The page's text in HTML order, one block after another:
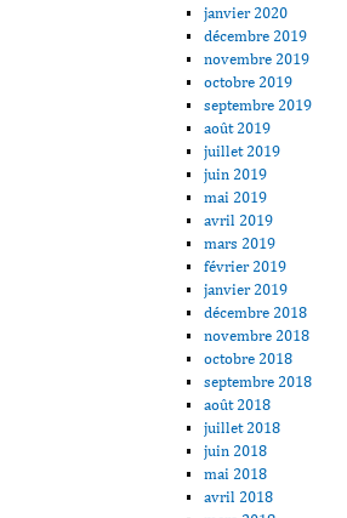
janvier 2020
décembre 2019
novembre 2019
octobre 2019
septembre 2019
août 2019
juillet 2019
juin 2019
mai 2019
avril 2019
mars 2019
février 2019
janvier 2019
décembre 2018
novembre 2018
octobre 2018
septembre 2018
août 2018
juillet 2018
juin 2018
mai 2018
avril 2018